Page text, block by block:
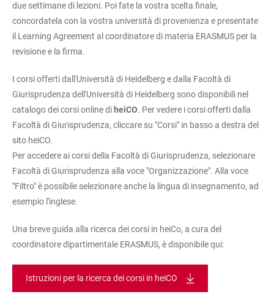
due settimane di lezioni. Poi fate la vostra scelta finale,
concordatela con la vostra università di provenienza e presentate
il Learning Agreement al coordinatore di materia ERASMUS per la
revisione e la firma.
I corsi offerti dall'Università di Heidelberg e dalla Facoltà di
Giurisprudenza dell'Università di Heidelberg sono disponibili nel
catalogo dei corsi online di heiCO. Per vedere i corsi offerti dalla
Facoltà di Giurisprudenza, cliccare su "Corsi" in basso a destra del
sito heiCO.
Per accedere ai corsi della Facoltà di Giurisprudenza, selezionare
Facoltà di Giurisprudenza alla voce "Organizzazione". Alla voce
"Filtro" è possibile selezionare anche la lingua di insegnamento, ad
esempio l'inglese.
Una breve guida alla ricerca dei corsi in heiCo, a cura del
coordinatore dipartimentale ERASMUS, è disponibile qui:
Istruzioni per la ricerca dei corsi in heiCO